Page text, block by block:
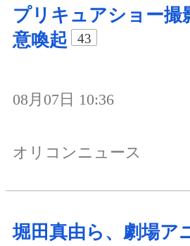
プリキュアショー撮
意喚起
43
08月07日 10:36
オリコンニュース
堀田真由ら、劇場ア